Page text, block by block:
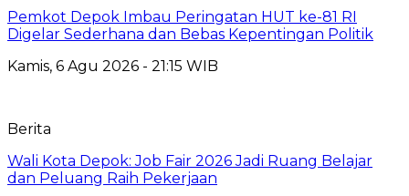
Pemkot Depok Imbau Peringatan HUT ke-81 RI
Digelar Sederhana dan Bebas Kepentingan Politik
Kamis, 6 Agu 2026 - 21:15 WIB
Berita
Wali Kota Depok: Job Fair 2026 Jadi Ruang Belajar
dan Peluang Raih Pekerjaan